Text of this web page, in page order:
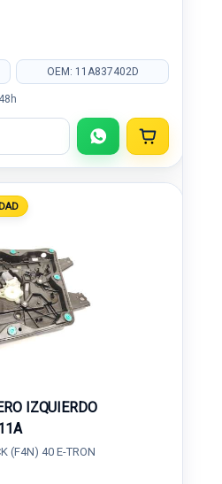
OEM: 11A837402D
IZQUIERDO
(F4N) 40 E-TRON